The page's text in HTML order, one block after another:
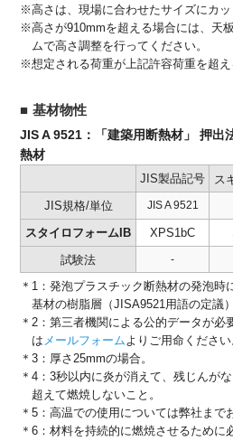
※高さは、現場に合わせたサイズにカッ
※高さが910mmを超える場合には、天
ムで高さ調整を行ってください。
※想定される荷重が上記許容荷重を超え
基材物性
JIS A 9521：「建築用断熱材」 押出
熱材
JIS規格/単位
スタイロフォームIB
試験法
JIS製品記号
JIS A 9521
XPS1bC
-
ス
＊1：発泡プラスチック断熱材の発泡時
基材の樹脂層（JISA9521用語の定議）
＊2：第三者機関による公的データが必
は メールフォームよりご用命ください
＊3：厚さ25mmの場合。
＊4：3秒以内に炎が消えて、残じんが
超えて燃焼しないこと。
＊5：高温での使用については弊社まで
＊6：材料を持続的に燃焼させるために